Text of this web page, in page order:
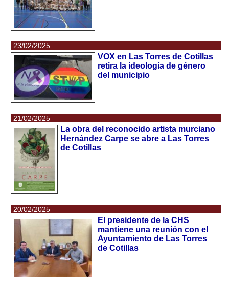
23/02/2025
VOX en Las Torres de Cotillas
retira la ideología de género
del municipio
21/02/2025
La obra del reconocido artista murciano
Hernández Carpe se abre a Las Torres
de Cotillas
20/02/2025
El presidente de la CHS
mantiene una reunión con el
Ayuntamiento de Las Torres
de Cotillas